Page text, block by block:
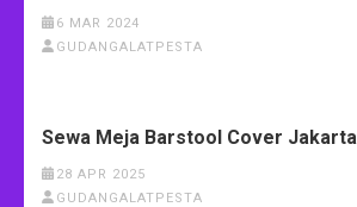
6 MAR 2024
GUDANGALATPESTA
Sewa Meja Barstool Cover Jakarta
28 APR 2025
GUDANGALATPESTA